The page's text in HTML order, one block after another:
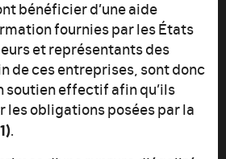
bénéficier d’une aide
fournies par les États
et représentants des
de ces entreprises, sont donc
soutien effectif afin qu’ils
les obligations posées par la
.